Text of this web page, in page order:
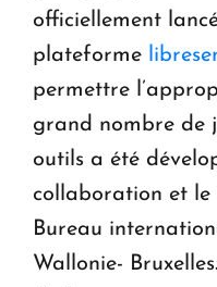
officiellement
plateforme
permettre
grand nombre de
outils a été
collaboration et le
Bureau
Wallonie-